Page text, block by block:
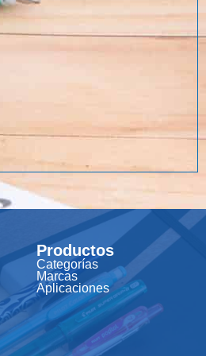
Productos
Categorías
Marcas
Aplicaciones